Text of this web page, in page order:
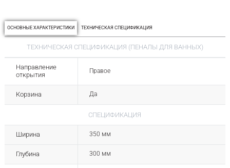
ОСНОВНЫЕ ХАРАКТЕРИСТИКИ ТЕХНИЧЕСКАЯ СПЕЦИФИКАЦИЯ
ТЕХНИЧЕСКАЯ СПЕЦИФИКАЦИЯ (ПЕНАЛЫ ДЛЯ ВАННЫХ)
Направление
открытия
Правое
Корзина Да
СПЕЦИФИКАЦИЯ
Ширина 350 мм
Глубина 300 мм